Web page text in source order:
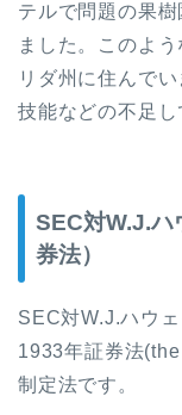
テルで問題の果
ました。このよ
リダ州に住んで
技能などの不足し
SEC対W.J.ハ
券法）
SEC対W.J.ハウ
1933年証券法(
制定法です。